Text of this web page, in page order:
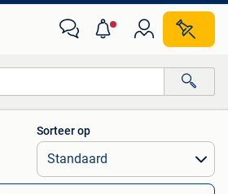
Alle afstanden…
Sorteer op